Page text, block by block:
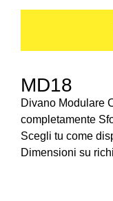
MD18
Divano Modulare
completamente
Scegli tu come
Dimensioni su